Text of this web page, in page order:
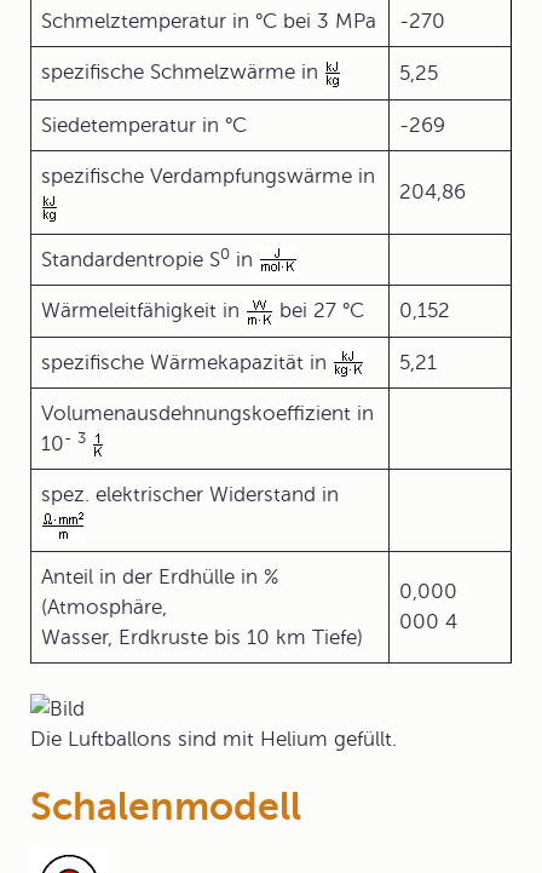
Schmelztemperatur in °C bei 3 MPa -270
spezifische Schmelzwärme in 5,25
Siedetemperatur in °C -269
spezifische Verdampfungswärme in
204,86
Standardentropie S0 in
Wärmeleitfähigkeit in bei 27 °C 0,152
spezifische Wärmekapazität in 5,21
Volumenausdehnungskoeffizient in
10- 3
spez. elektrischer Widerstand in
Anteil in der Erdhülle in %
(Atmosphäre,
Wasser, Erdkruste bis 10 km Tiefe)
0,000
000 4
Die Luftballons sind mit Helium gefüllt.
Schalenmodell